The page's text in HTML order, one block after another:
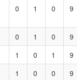
0 1 0 9
0 1 0
9
1 0 1
9
1 0 0 9